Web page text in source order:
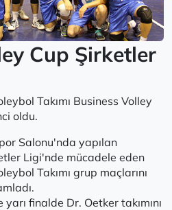
Cup Şirketler
Takımı Business Volley
oldu.
Salonu'nda yapılan
Ligi'nde mücadele eden
Takımı grup maçlarını
finalde Dr. Oetker takımını